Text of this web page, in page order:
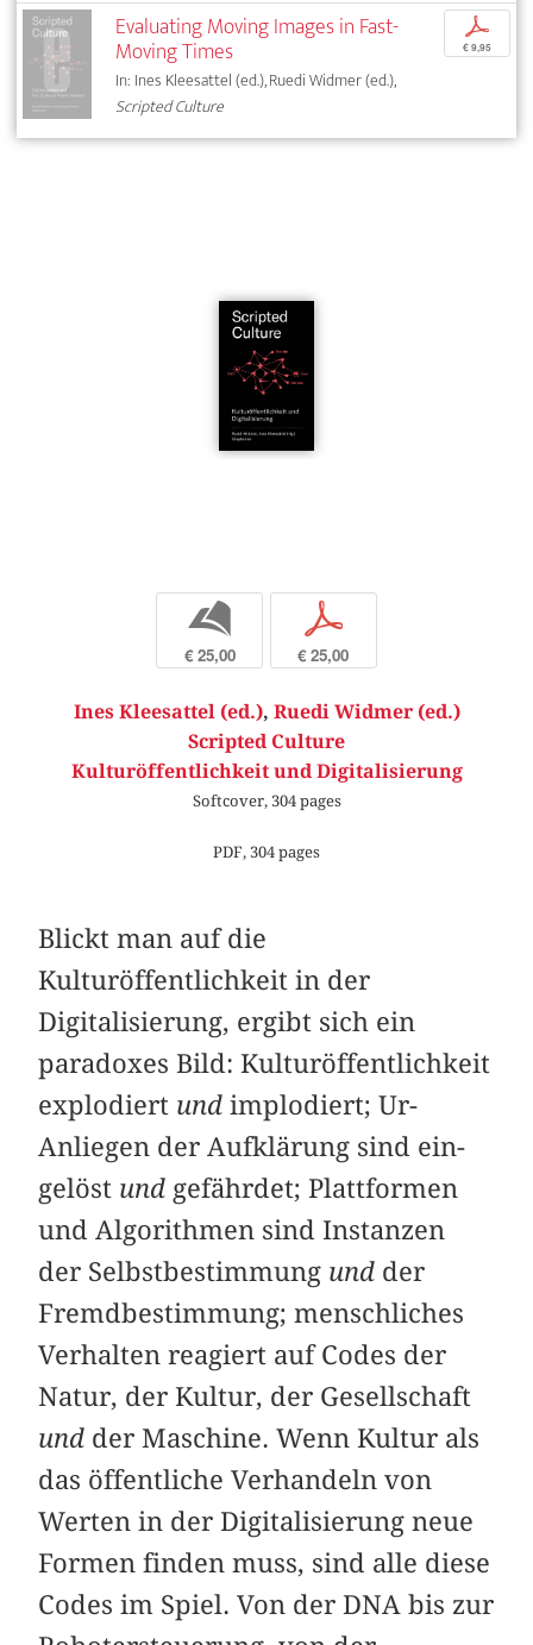
Evaluating Moving Images in Fast-
Moving Times
In: Ines Kleesattel (ed.), Ruedi Widmer (ed.),
Scripted Culture
p
€ 9,95
b
€ 25,00
p
€ 25,00
Ines Kleesattel (ed.), Ruedi Widmer (ed.)
Scripted Culture
Kulturöffentlichkeit und Digitalisierung
Softcover, 304 pages
PDF, 304 pages
Blickt man auf die
Kulturöffentlichkeit in der
Digitalisierung, ergibt sich ein
paradoxes Bild: Kulturöffentlichkeit
explodiert und implodiert; Ur-
Anliegen der Aufklärung sind ein­
gelöst und gefährdet; Plattformen
und Algorithmen sind Instanzen
der Selbstbestimmung und der
Fremdbestimmung; menschliches
Verhalten reagiert auf Codes der
Natur, der Kultur, der Gesellschaft
und der Maschine. Wenn Kultur als
das öffentliche Verhandeln von
Werten in der Digitalisierung neue
Formen finden muss, sind alle diese
Codes im Spiel. Von der DNA bis zur